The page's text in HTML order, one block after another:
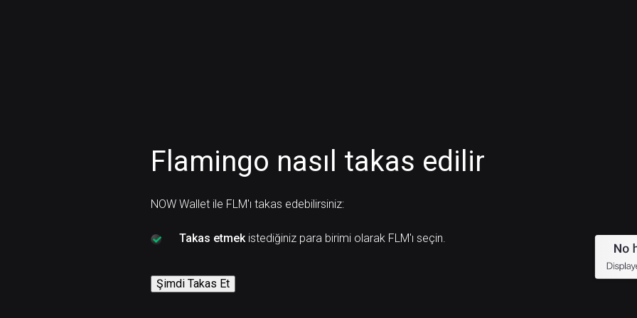
Flamingo nasıl takas edilir
NOW Wallet ile FLM'ı takas edebilirsiniz:
Takas etmekistediğiniz para birimi olarak FLM'ı seçin.
Şimdi Takas Et